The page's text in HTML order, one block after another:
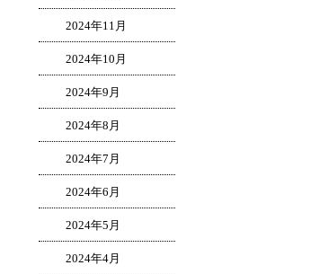
2024年11月
2024年10月
2024年9月
2024年8月
2024年7月
2024年6月
2024年5月
2024年4月